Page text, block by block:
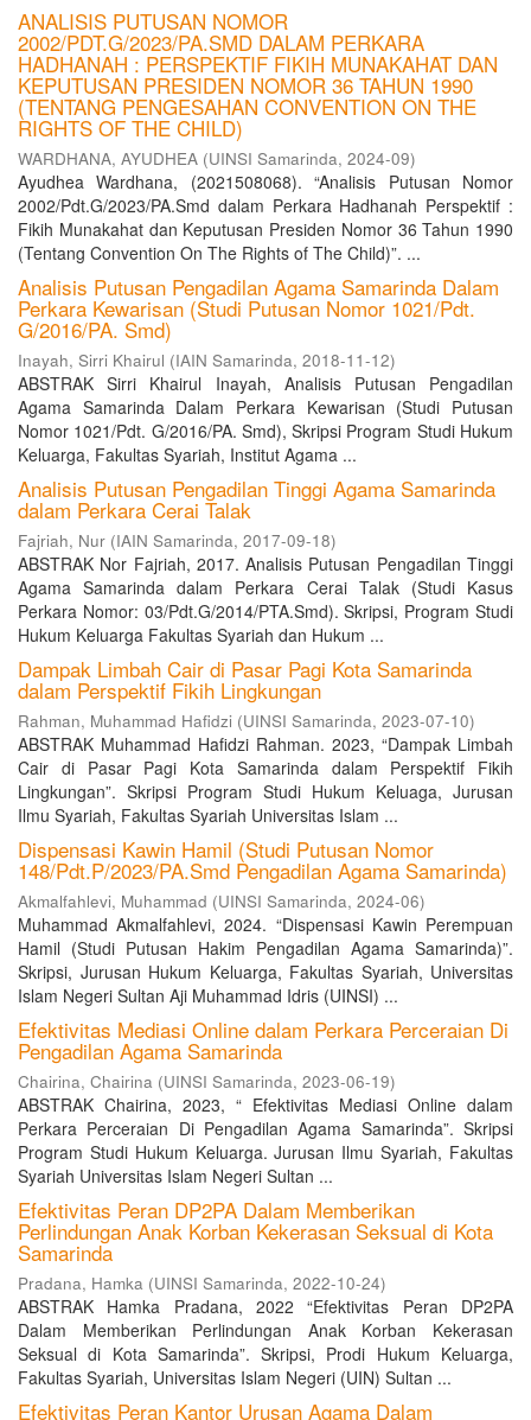
ANALISIS PUTUSAN NOMOR
2002/PDT.G/2023/PA.SMD DALAM PERKARA
HADHANAH : PERSPEKTIF FIKIH MUNAKAHAT DAN
KEPUTUSAN PRESIDEN NOMOR 36 TAHUN 1990
(TENTANG PENGESAHAN CONVENTION ON THE
RIGHTS OF THE CHILD)
WARDHANA, AYUDHEA (UINSI Samarinda, 2024-09)
Ayudhea Wardhana, (2021508068). “Analisis Putusan Nomor
2002/Pdt.G/2023/PA.Smd dalam Perkara Hadhanah Perspektif :
Fikih Munakahat dan Keputusan Presiden Nomor 36 Tahun 1990
(Tentang Convention On The Rights of The Child)”. ...
Analisis Putusan Pengadilan Agama Samarinda Dalam
Perkara Kewarisan (Studi Putusan Nomor 1021/Pdt.
G/2016/PA. Smd)
Inayah, Sirri Khairul (IAIN Samarinda, 2018-11-12)
ABSTRAK Sirri Khairul Inayah, Analisis Putusan Pengadilan
Agama Samarinda Dalam Perkara Kewarisan (Studi Putusan
Nomor 1021/Pdt. G/2016/PA. Smd), Skripsi Program Studi Hukum
Keluarga, Fakultas Syariah, Institut Agama ...
Analisis Putusan Pengadilan Tinggi Agama Samarinda
dalam Perkara Cerai Talak
Fajriah, Nur (IAIN Samarinda, 2017-09-18)
ABSTRAK Nor Fajriah, 2017. Analisis Putusan Pengadilan Tinggi
Agama Samarinda dalam Perkara Cerai Talak (Studi Kasus
Perkara Nomor: 03/Pdt.G/2014/PTA.Smd). Skripsi, Program Studi
Hukum Keluarga Fakultas Syariah dan Hukum ...
Dampak Limbah Cair di Pasar Pagi Kota Samarinda
dalam Perspektif Fikih Lingkungan
Rahman, Muhammad Hafidzi (UINSI Samarinda, 2023-07-10)
ABSTRAK Muhammad Hafidzi Rahman. 2023, “Dampak Limbah
Cair di Pasar Pagi Kota Samarinda dalam Perspektif Fikih
Lingkungan”. Skripsi Program Studi Hukum Keluaga, Jurusan
Ilmu Syariah, Fakultas Syariah Universitas Islam ...
Dispensasi Kawin Hamil (Studi Putusan Nomor
148/Pdt.P/2023/PA.Smd Pengadilan Agama Samarinda)
Akmalfahlevi, Muhammad (UINSI Samarinda, 2024-06)
Muhammad Akmalfahlevi, 2024. “Dispensasi Kawin Perempuan
Hamil (Studi Putusan Hakim Pengadilan Agama Samarinda)”.
Skripsi, Jurusan Hukum Keluarga, Fakultas Syariah, Universitas
Islam Negeri Sultan Aji Muhammad Idris (UINSI) ...
Efektivitas Mediasi Online dalam Perkara Perceraian Di
Pengadilan Agama Samarinda
Chairina, Chairina (UINSI Samarinda, 2023-06-19)
ABSTRAK Chairina, 2023, “ Efektivitas Mediasi Online dalam
Perkara Perceraian Di Pengadilan Agama Samarinda”. Skripsi
Program Studi Hukum Keluarga. Jurusan Ilmu Syariah, Fakultas
Syariah Universitas Islam Negeri Sultan ...
Efektivitas Peran DP2PA Dalam Memberikan
Perlindungan Anak Korban Kekerasan Seksual di Kota
Samarinda
Pradana, Hamka (UINSI Samarinda, 2022-10-24)
ABSTRAK Hamka Pradana, 2022 “Efektivitas Peran DP2PA
Dalam Memberikan Perlindungan Anak Korban Kekerasan
Seksual di Kota Samarinda”. Skripsi, Prodi Hukum Keluarga,
Fakultas Syariah, Universitas Islam Negeri (UIN) Sultan ...
Efektivitas Peran Kantor Urusan Agama Dalam